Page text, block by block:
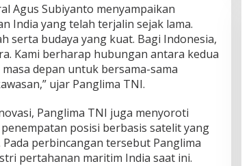
Agus Subiyanto menyampaikan
India yang telah terjalin sejak lama.
serta budaya yang kuat. Bagi Indonesia,
Kami berharap hubungan antara kedua
depan untuk bersama-sama
ujar Panglima TNI.
Panglima TNI juga menyoroti
posisi berbasis satelit yang
perbincangan tersebut Panglima
pertahanan maritim India saat ini.